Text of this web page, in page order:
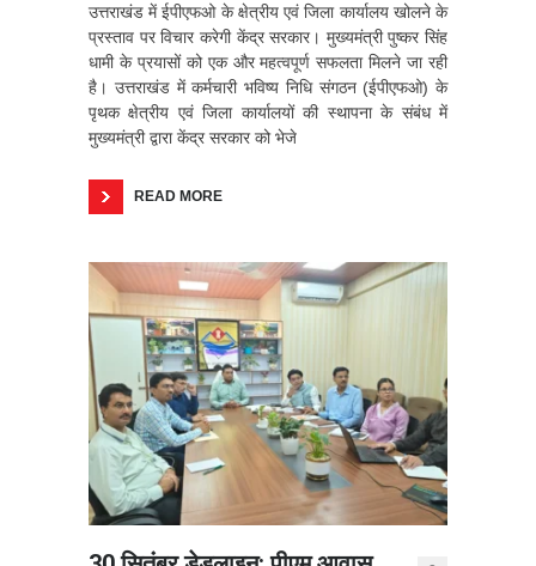
उत्तराखंड में ईपीएफओ के क्षेत्रीय एवं जिला कार्यालय खोलने के
प्रस्ताव पर विचार करेगी केंद्र सरकार। मुख्यमंत्री पुष्कर सिंह
धामी के प्रयासों को एक और महत्वपूर्ण सफलता मिलने जा रही
है। उत्तराखंड में कर्मचारी भविष्य निधि संगठन (ईपीएफओ) के
पृथक क्षेत्रीय एवं जिला कार्यालयों की स्थापना के संबंध में
मुख्यमंत्री द्वारा केंद्र सरकार को भेजे
READ MORE